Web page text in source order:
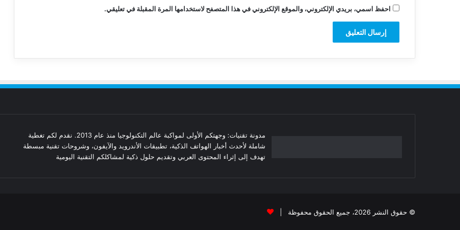
احفظ اسمي، بريدي الإلكتروني، والموقع الإلكتروني في هذا المتصفح لاستخدامها المرة المقبلة في تعليقي.
مدونة تقنيات: وجهتكم الأولى لمواكبة عالم التكنولوجيا منذ عام 2013. نقدم لكم تغطية
شاملة لأحدث أخبار الهواتف الذكية، تطبيقات الأندرويد والآيفون، وشروحات تقنية مبسطة
تهدف إلى إثراء المحتوى العربي وتقديم حلول ذكية لمشاكلكم التقنية اليومية
© حقوق النشر 2026، جميع الحقوق محفوظة |